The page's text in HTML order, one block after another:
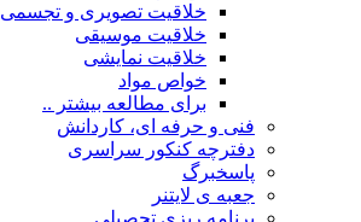
خلاقیت تصویری و تجسمی
خلاقیت موسیقی
خلاقیت نمایشی
خواص مواد
برای مطالعه بیشتر ..
فنی و حرفه ای، کاردانش
دفترچه کنکور سراسری
پاسخبرگ
جعبه ی لایتنر